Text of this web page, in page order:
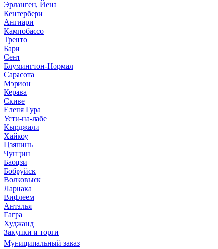
Эрланген, Йена
Кентербери
Ангиари
Кампобассо
Тренто
Бари
Сент
Блумингтон-Нормал
Сарасота
Мэрион
Керава
Скиве
Еленя Гура
Усти-на-лабе
Кырджали
Хайкоу
Цзянинь
Чунцин
Баоцзи
Бобруйск
Волковыск
Ларнака
Вифлеем
Анталья
Гагра
Худжанд
Закупки и торги
Муниципальный заказ